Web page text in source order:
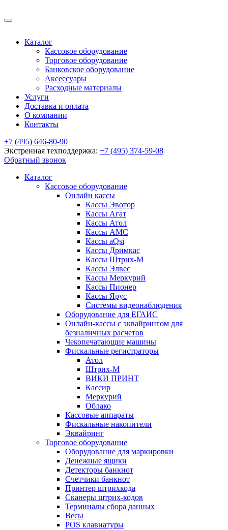
Каталог
Кассовое оборудование
Торговое оборудование
Банковское оборудование
Аксессуары
Расходные материалы
Услуги
Доставка и оплата
О компании
Контакты
+7 (495) 646-80-90
Экстренная техподдержка: +7 (495) 374-59-08
Обратный звонок
Каталог
Кассовое оборудование
Онлайн кассы
Кассы Эвотор
Кассы Агат
Кассы Атол
Кассы АМС
Кассы aQsi
Кассы Дримкас
Кассы Штрих-М
Кассы Элвес
Кассы Меркурий
Кассы Пионер
Кассы Ярус
Системы видеонаблюдения
Оборудование для ЕГАИС
Онлайн-кассы с эквайрингом для
безналичных расчетов
Чекопечатающие машины
Фискальные регистраторы
Атол
Штрих-М
ВИКИ ПРИНТ
Кассир
Меркурий
Облако
Кассовые аппараты
Фискальные накопители
Эквайринг
Торговое оборудование
Оборудование для маркировки
Денежные ящики
Детекторы банкнот
Счетчики банкнот
Принтер штрихкода
Сканеры штрих-кодов
Терминалы сбора данных
Весы
POS клавиатуры